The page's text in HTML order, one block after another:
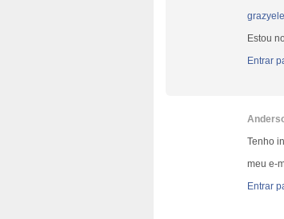
Estou
Entrar
Tenho
meu e-
Entrar